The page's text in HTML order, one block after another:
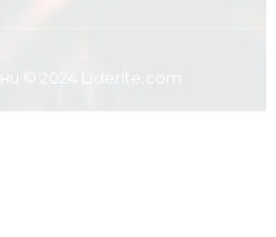
© 2024 Liderite.com